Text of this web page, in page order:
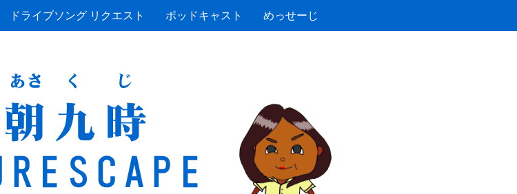
ドライブソング リクエスト ポッドキャスト めっせーじ